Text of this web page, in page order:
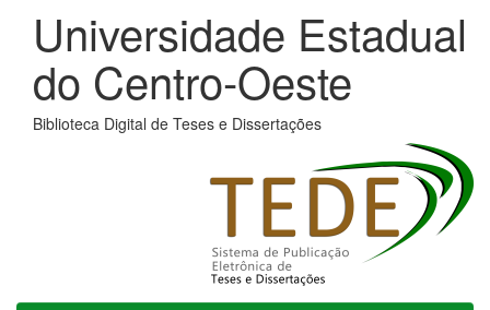
Universidade Estadual
do Centro-Oeste
Biblioteca Digital de Teses e Dissertações